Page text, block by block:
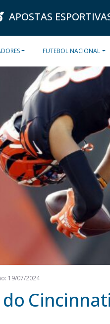
APOSTAS
FUTEBOL NACIONAL
19/07/2024